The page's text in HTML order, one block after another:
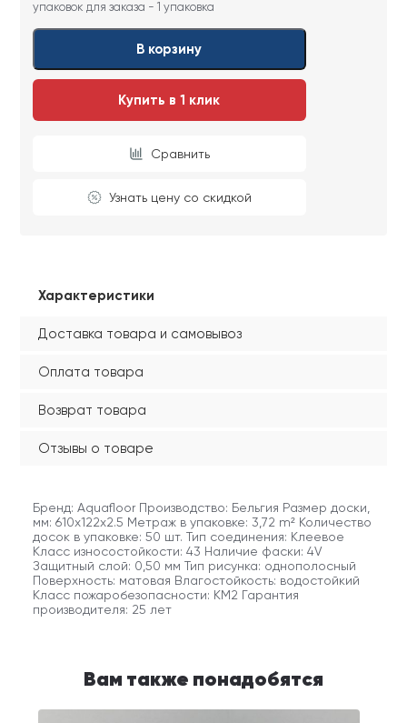
упаковок для заказа - 1 упаковка
В корзину
Купить в 1 клик
Сравнить
Узнать цену со скидкой
Характеристики
Доставка товара и самовывоз
Оплата товара
Возврат товара
Отзывы о товаре
Бренд: Aquafloor Производство: Бельгия Размер доски,
мм: 610x122x2.5 Метраж в упаковке: 3,72 m² Количество
досок в упаковке: 50 шт. Тип соединения: Клеевое
Класс износостойкости: 43 Наличие фаски: 4V
Защитный слой: 0,50 мм Тип рисунка: однополосный
Поверхность: матовая Влагостойкость: водостойкий
Класс пожаробезопасности: КМ2 Гарантия
производителя: 25 лет
Вам также понадобятся